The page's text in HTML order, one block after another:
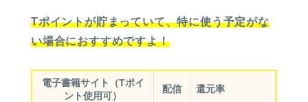
Tポイントが貯まっていて、特に使う予定がな
い場合におすすめですよ！
電子書籍サイト
（Tポイ
ント使用可）
配信 還元率